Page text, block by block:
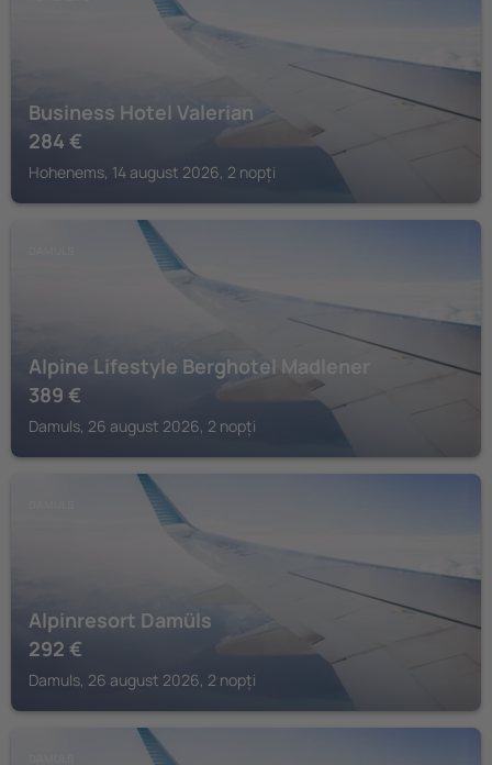
Business Hotel Valerian
284 €
Hohenems, 14 august 2026, 2 nopți
Alpine Lifestyle Berghotel Madlener
389 €
Damuls, 26 august 2026, 2 nopți
Alpinresort Damüls
292 €
Damuls, 26 august 2026, 2 nopți